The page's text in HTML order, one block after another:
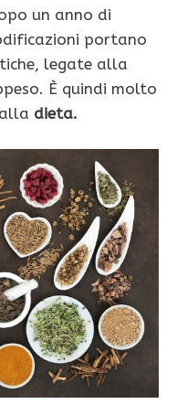
un anno di
portano
legate alla
È quindi molto
dieta.